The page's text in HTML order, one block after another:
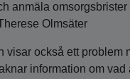
anmäla
Olmsäter
visar också ett problem
information om vad